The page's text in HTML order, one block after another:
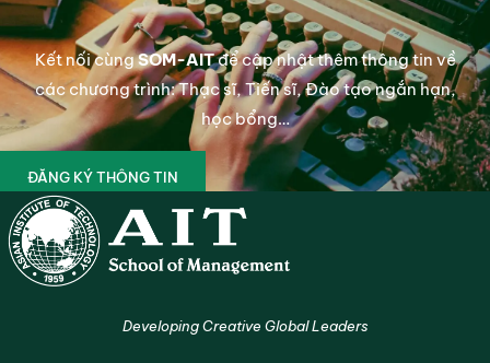
Kết nối cùngSOM-AITđể cập nhật thêm thông tin về
các chương trình: Thạc sĩ, Tiến sĩ, Đào tạo ngắn hạn,
học bổng…
ĐĂNG KÝ THÔNG TIN
Developing Creative Global Leaders